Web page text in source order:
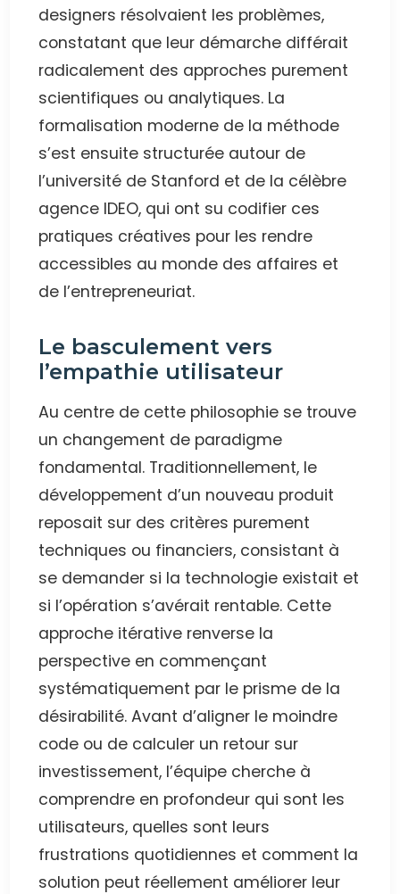
designers résolvaient les problèmes,
constatant que leur démarche différait
radicalement des approches purement
scientifiques ou analytiques. La
formalisation moderne de la méthode
s’est ensuite structurée autour de
l’université de Stanford et de la célèbre
agence IDEO, qui ont su codifier ces
pratiques créatives pour les rendre
accessibles au monde des affaires et
de l’entrepreneuriat.
Le basculement vers
l’empathie utilisateur
Au centre de cette philosophie se trouve
un changement de paradigme
fondamental. Traditionnellement, le
développement d’un nouveau produit
reposait sur des critères purement
techniques ou financiers, consistant à
se demander si la technologie existait et
si l’opération s’avérait rentable. Cette
approche itérative renverse la
perspective en commençant
systématiquement par le prisme de la
désirabilité. Avant d’aligner le moindre
code ou de calculer un retour sur
investissement, l’équipe cherche à
comprendre en profondeur qui sont les
utilisateurs, quelles sont leurs
frustrations quotidiennes et comment la
solution peut réellement améliorer leur